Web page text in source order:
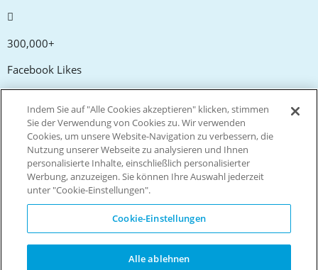
300,000+
Facebook Likes
20,000+
Gutscheincodes
Live more. Spend less.tm
© Copyright Invitation Digital Ltd. Alle Rechte vorbehalten.
Indem Sie auf "Alle Cookies akzeptieren" klicken, stimmen
Sie der Verwendung von Cookies zu. Wir verwenden
Cookies, um unsere Website-Navigation zu verbessern, die
Nutzung unserer Webseite zu analysieren und Ihnen
personalisierte Inhalte, einschließlich personalisierter
Werbung, anzuzeigen. Sie können Ihre Auswahl jederzeit
unter "Cookie-Einstellungen".
Cookie-Einstellungen
Alle ablehnen